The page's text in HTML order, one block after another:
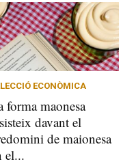
ECONÒMICA
forma maonesa
davant el
de maionesa
el...